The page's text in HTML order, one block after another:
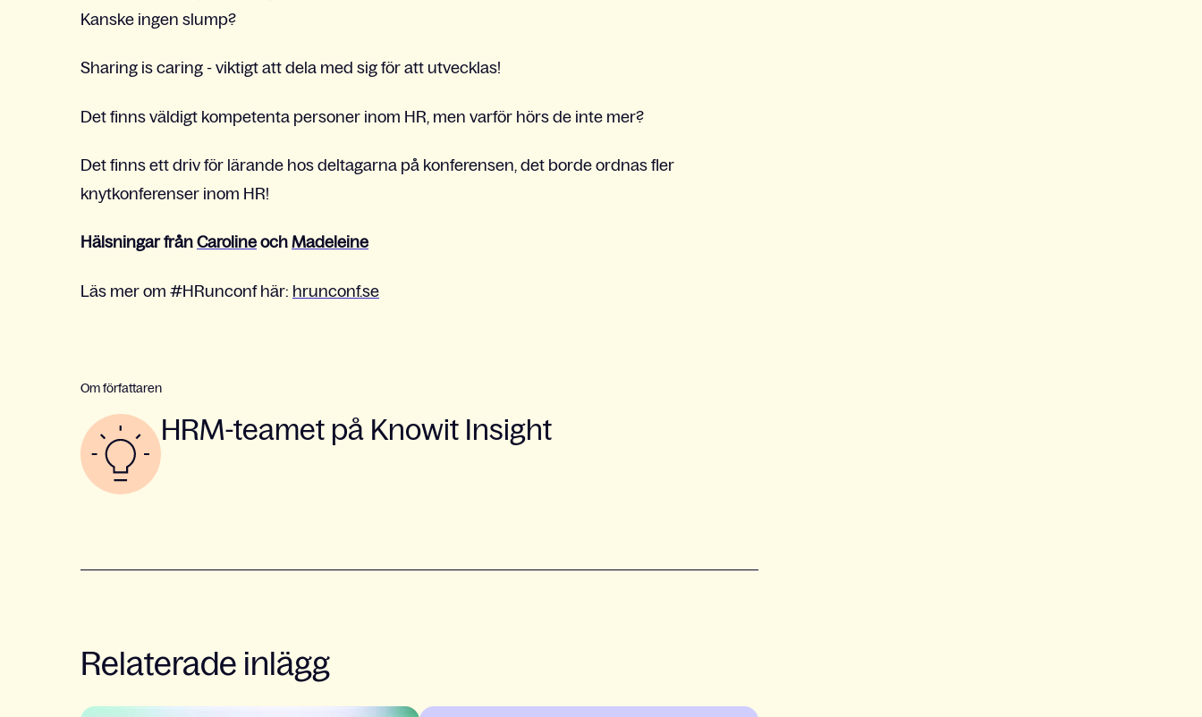
Kanske ingen slump?
Sharing is caring - viktigt att dela med sig för att utvecklas!
Det finns väldigt kompetenta personer inom HR, men varför hörs de inte mer?
Det finns ett driv för lärande hos deltagarna på konferensen, det borde ordnas fler
knytkonferenser inom HR!
Hälsningar från Caroline och Madeleine
Läs mer om #HRunconf här: hrunconf.se
Om författaren
HRM-teamet på Knowit Insight
Relaterade inlägg